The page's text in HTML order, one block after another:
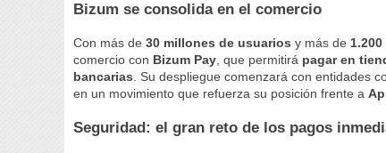
Bizum se consolida en el comercio
Con más de30 millones de usuarios y más de
comercio con Bizum Pay , que permitirá pagar en
bancarias . Su despliegue comenzará con entidades
en un movimiento que refuerza su posición frente a
Seguridad: el gran reto de los pagos